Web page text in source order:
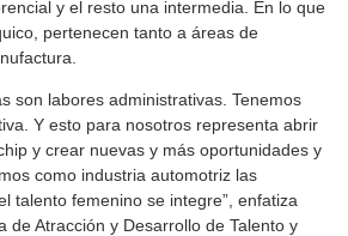
y el resto una intermedia. En lo que
pertenecen tanto a áreas de
son labores administrativas. Tenemos
Y esto para nosotros representa abrir
y crear nuevas y más oportunidades y
como industria automotriz las
talento femenino se integre”, enfatiza
de Atracción y Desarrollo de Talento y